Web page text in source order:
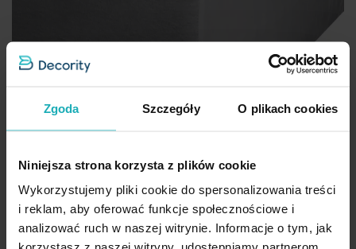
Zgoda Szczegóły O plikach cookies
Niniejsza strona korzysta z plików cookie
Wykorzystujemy pliki cookie do spersonalizowania treści
i reklam, aby oferować funkcje społecznościowe i
analizować ruch w naszej witrynie. Informacje o tym, jak